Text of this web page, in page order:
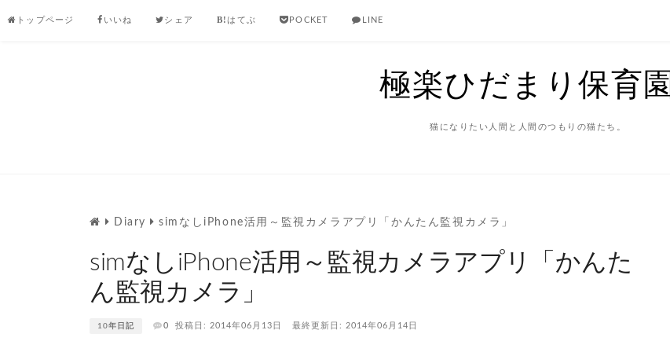
to
トップページ いいね シェア はてぶ POCKET LINE
極楽ひだまり保育園
猫になりたい人間と人間のつもりの猫たち。
Diary simなしiPhone活用～監視カメラアプリ「かんたん監視カメラ」
simなしiPhone活用～監視カメラアプリ「かんた
ん監視カメラ」
10年日記 0 投稿日: 2014年06月13日 最終更新日: 2014年06月14日